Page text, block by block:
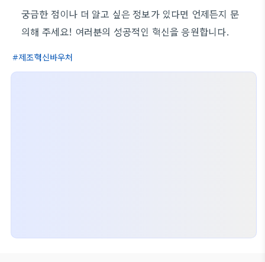
궁금한 점이나 더 알고 싶은 정보가 있다면 언제든지 문
의해 주세요! 여러분의 성공적인 혁신을 응원합니다.
제조혁신바우처